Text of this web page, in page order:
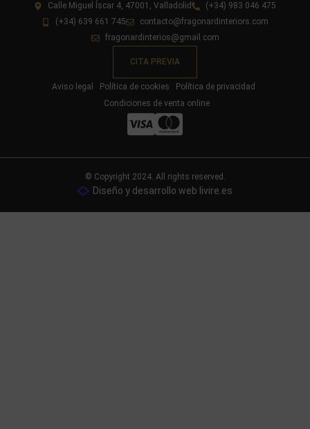
Calle Miguel Íscar 4, 47001, Valladolid
(+34) 983 046 475
(+34) 639 661 745
contacto@fragonardinteriors.com
fragonardinterios@gmail.com
CITA PREVIA
Aviso legal Política de cookies
Política de privacidad
Condiciones de venta online
© Copyright 2024. All rights reserved.
Diseño y desarrollo web livire.es